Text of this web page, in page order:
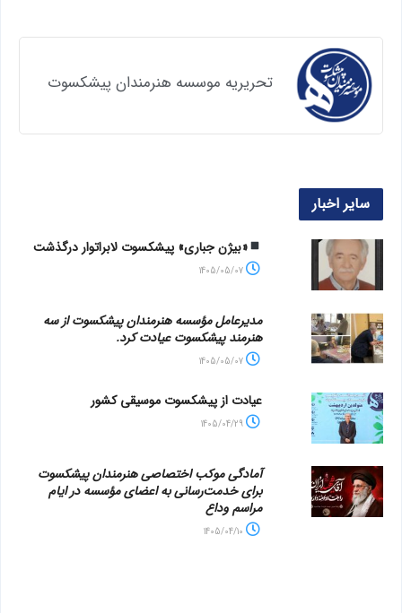
تحریریه موسسه هنرمندان پیشکسوت
سایر اخبار
«بیژن جباری» پیشکسوت لابراتوار درگذشت
مدیرعامل مؤسسه هنرمندان پیشکسوت از سه
هنرمند پیشکسوت عیادت کرد.
عیادت از پیشکسوت موسیقی کشور
آمادگی موکب اختصاصی هنرمندان پیشکسوت
برای خدمت‌رسانی به اعضای مؤسسه در ایام
مراسم وداع